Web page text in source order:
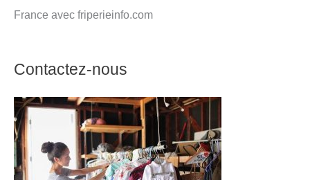
France avec friperieinfo.com
Contactez-nous